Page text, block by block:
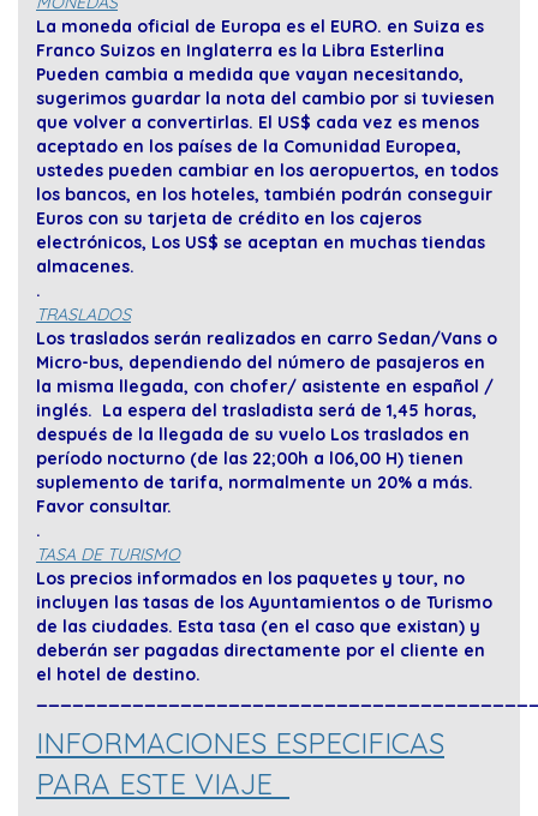
La moneda oficial de Europa es el EURO. en Suiza es
Franco Suizos en Inglaterra es la Libra Esterlina
Pueden cambia a medida que vayan necesitando,
sugerimos guardar la nota del cambio por si tuviesen
que volver a convertirlas. El US$ cada vez es menos
aceptado en los países de la Comunidad Europea,
ustedes pueden cambiar en los aeropuertos, en todos
los bancos, en los hoteles, también podrán conseguir
Euros con su tarjeta de crédito en los cajeros
electrónicos, Los US$ se aceptan en muchas tiendas
almacenes.
.
TRASLADOS
Los traslados serán realizados en carro Sedan/Vans o
Micro-bus, dependiendo del número de pasajeros en
la misma llegada, con chofer/ asistente en español /
inglés. La espera del trasladista será de 1,45 horas,
después de la llegada de su vuelo Los traslados en
período nocturno (de las 22;00h a l06,00 H) tienen
suplemento de tarifa, normalmente un 20% a más.
Favor consultar.
.
TASA DE TURISMO
Los precios informados en los paquetes y tour, no
incluyen las tasas de los Ayuntamientos o de Turismo
de las ciudades. Esta tasa (en el caso que existan) y
deberán ser pagadas directamente por el cliente en
el hotel de destino.
INFORMACIONES ESPECIFICAS
PARA ESTE VIAJE